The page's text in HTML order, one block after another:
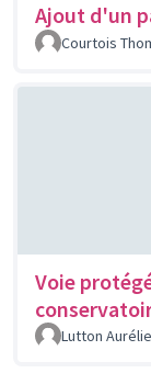
Ajout d'un
Courtois
Voie
Lutton Aurélie